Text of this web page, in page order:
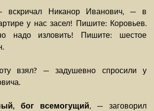
вскричал Никанор Иванович, — в
у нас засел! Пишите: Коровьев.
надо изловить! Пишите: шестое
взял? — задушевно спросили у
бог всемогущий, — заговорил